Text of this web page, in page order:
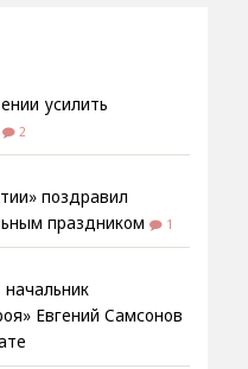
усилить
2
поздравил
праздником
1
Евгений Самсонов